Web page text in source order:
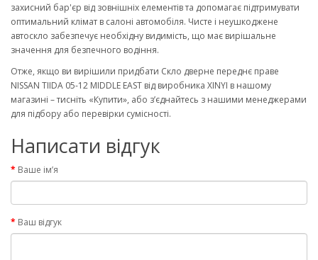
захисний бар'єр від зовнішніх елементів та допомагає підтримувати
оптимальний клімат в салоні автомобіля. Чисте і неушкоджене
автоскло забезпечує необхідну видимість, що має вирішальне
значення для безпечного водіння.
Отже, якщо ви вирішили придбати Скло дверне переднє праве
NISSAN TIIDA 05-12 MIDDLE EAST від виробника XINYI в нашому
магазині – тисніть «Купити», або з’єднайтесь з нашими менеджерами
для підбору або перевірки сумісності.
Написати відгук
Ваше ім’я
Ваш відгук